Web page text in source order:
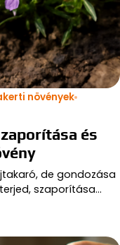
növények
és
de gondozása
szaporítása…